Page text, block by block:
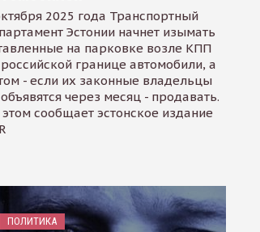
2025 года Транспортный
Эстонии начнет изымать
на парковке возле КПП
границе автомобили, а
- если их законные владельцы
через месяц - продавать.
сообщает эстонское издание
ПОЛИТИКА